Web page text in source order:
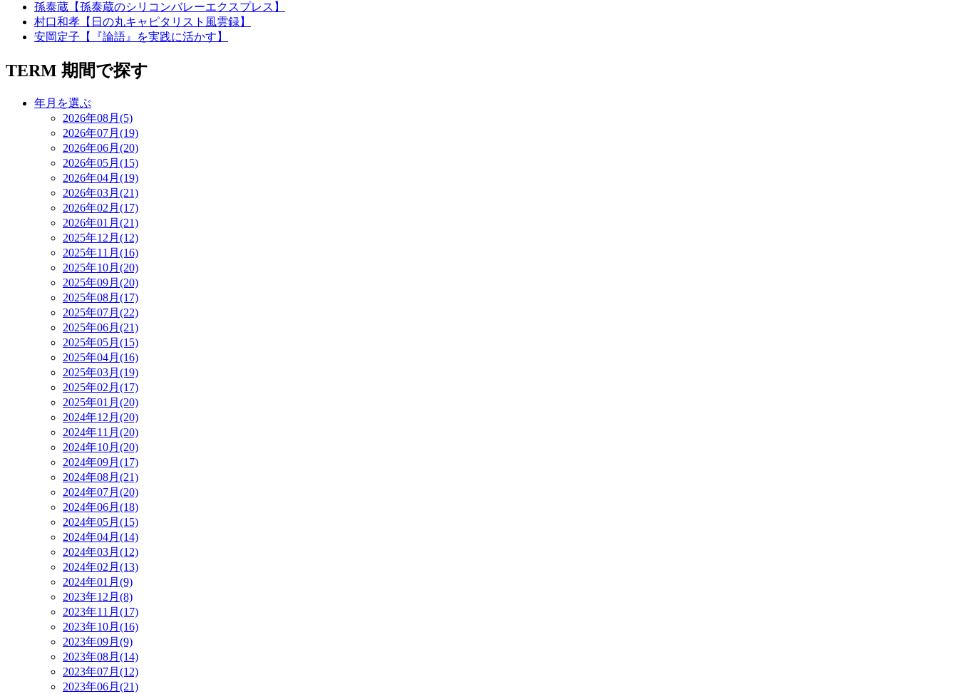
孫泰蔵【孫泰蔵のシリコンバレーエクスプレス】
村口和孝【日の丸キャピタリスト風雲録】
安岡定子【『論語』を実践に活かす】
TERM 期間で探す
年月を選ぶ
2026年08月(5)
2026年07月(19)
2026年06月(20)
2026年05月(15)
2026年04月(19)
2026年03月(21)
2026年02月(17)
2026年01月(21)
2025年12月(12)
2025年11月(16)
2025年10月(20)
2025年09月(20)
2025年08月(17)
2025年07月(22)
2025年06月(21)
2025年05月(15)
2025年04月(16)
2025年03月(19)
2025年02月(17)
2025年01月(20)
2024年12月(20)
2024年11月(20)
2024年10月(20)
2024年09月(17)
2024年08月(21)
2024年07月(20)
2024年06月(18)
2024年05月(15)
2024年04月(14)
2024年03月(12)
2024年02月(13)
2024年01月(9)
2023年12月(8)
2023年11月(17)
2023年10月(16)
2023年09月(9)
2023年08月(14)
2023年07月(12)
2023年06月(21)